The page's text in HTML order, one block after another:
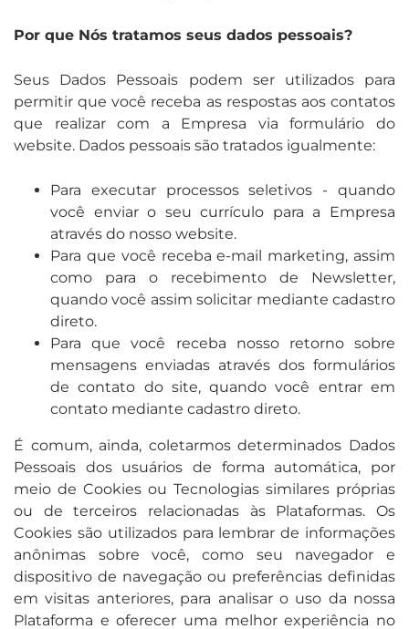
Por que Nós tratamos seus dados pessoais?
Seus Dados Pessoais podem ser utilizados para
permitir que você receba as respostas aos contatos
que realizar com a Empresa via formulário do
website. Dados pessoais são tratados igualmente:
Para executar processos seletivos - quando
você enviar o seu currículo para a Empresa
através do nosso website.
Para que você receba e-mail marketing, assim
como para o recebimento de Newsletter,
quando você assim solicitar mediante cadastro
direto.
Para que você receba nosso retorno sobre
mensagens enviadas através dos formulários
de contato do site, quando você entrar em
contato mediante cadastro direto.
É comum, ainda, coletarmos determinados Dados
Pessoais dos usuários de forma automática, por
meio de Cookies ou Tecnologias similares próprias
ou de terceiros relacionadas às Plataformas. Os
Cookies são utilizados para lembrar de informações
anônimas sobre você, como seu navegador e
dispositivo de navegação ou preferências definidas
em visitas anteriores, para analisar o uso da nossa
Plataforma e oferecer uma melhor experiência no